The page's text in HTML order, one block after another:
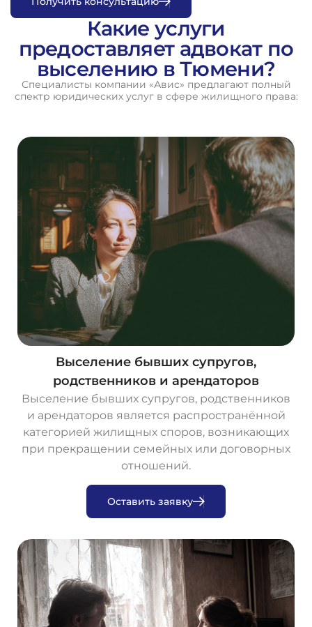
Какие услуги
предоставляет адвокат по
выселению в Тюмени?
Специалисты компании «Авис» предлагают полный
спектр юридических услуг в сфере жилищного права:
Выселение бывших супругов,
родственников и арендаторов
Выселение бывших супругов, родственников
и арендаторов является распространённой
категорией жилищных споров, возникающих
при прекращении семейных или договорных
отношений.
Оставить заявку